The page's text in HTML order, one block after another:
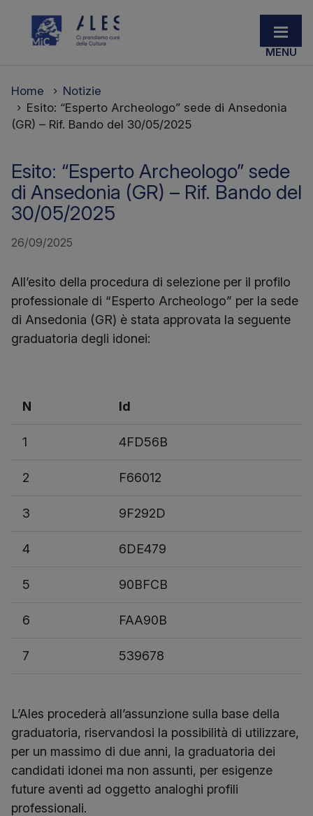
Home
Notizie
Esito: “Esperto Archeologo” sede di Ansedonia
(GR) – Rif. Bando del 30/05/2025
Esito: “Esperto Archeologo” sede
di Ansedonia (GR) – Rif. Bando del
30/05/2025
26/09/2025
All’esito della procedura di selezione per il profilo
professionale di “Esperto Archeologo” per la sede
di Ansedonia (GR) è stata approvata la seguente
graduatoria degli idonei:
N Id
1 4FD56B
2 F66012
3 9F292D
4 6DE479
5 90BFCB
6 FAA90B
7 539678
L’Ales procederà all’assunzione sulla base della
graduatoria, riservandosi la possibilità di utilizzare,
per un massimo di due anni, la graduatoria dei
candidati idonei ma non assunti, per esigenze
future aventi ad oggetto analoghi profili
professionali.